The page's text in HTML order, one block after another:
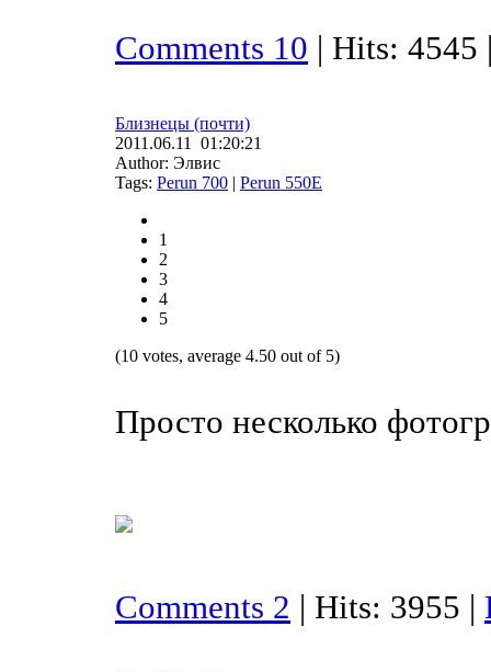
Comments 10 | Hits:
Близнецы (почти)
2011.06.11 01:20:21
Author: Элвис
Tags: Perun 700 | Perun 550E
1
2
3
4
5
(10 votes, average 4.50 out of 5)
Просто несколько
Comments 2 | Hits: 3955 |